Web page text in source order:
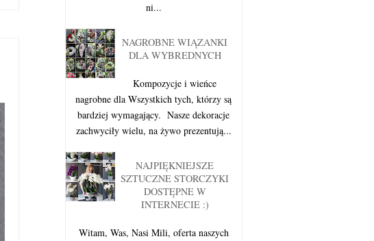
ni...
NAGROBNE WIĄZANKI
DLA WYBREDNYCH
Kompozycje i wieńce
nagrobne dla Wszystkich tych, którzy są
bardziej wymagający. Nasze dekoracje
zachwyciły wielu, na żywo prezentują...
NAJPIĘKNIEJSZE
SZTUCZNE STORCZYKI
DOSTĘPNE W
INTERNECIE :)
Witam, Was, Nasi Mili, oferta naszych